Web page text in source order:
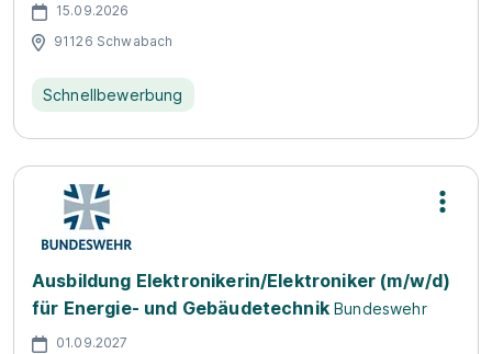
15.09.2026
91126 Schwabach
Schnellbewerbung
Ausbildung Elektronikerin/Elektroniker (m/w/d)
für Energie- und Gebäudetechnik Bundeswehr
01.09.2027